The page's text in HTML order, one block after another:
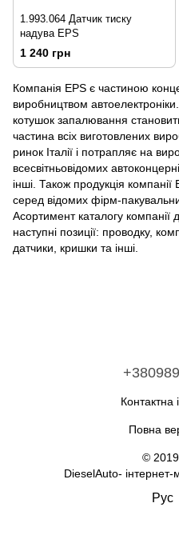
1.993.064 Датчик тиску
надува EPS
1 240 грн
Компанія EPS є частиною
виробництвом
котушок запалювання
частина всіх виготовлених
ринок Італії і потрапляє на
всесвітньовідомих
інші. Також продукція
серед відомих фірм-
Асортимент каталогу
наступні позиції: проводку,
датчики, кришки та інші.
Контактна
Повна
©
DieselAuto- інтернет-
Рус